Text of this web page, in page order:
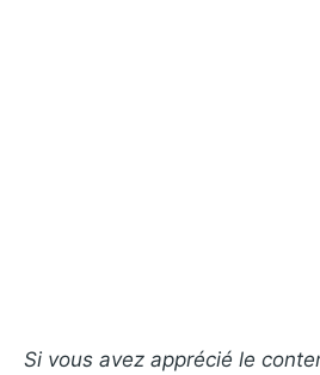
Si vous avez apprécié le